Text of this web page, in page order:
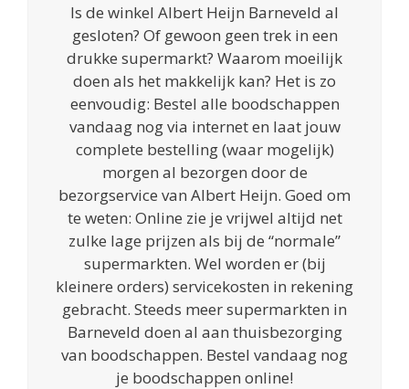
Is de winkel Albert Heijn Barneveld al
gesloten? Of gewoon geen trek in een
drukke supermarkt? Waarom moeilijk
doen als het makkelijk kan? Het is zo
eenvoudig: Bestel alle boodschappen
vandaag nog via internet en laat jouw
complete bestelling (waar mogelijk)
morgen al bezorgen door de
bezorgservice van Albert Heijn. Goed om
te weten: Online zie je vrijwel altijd net
zulke lage prijzen als bij de “normale”
supermarkten. Wel worden er (bij
kleinere orders) servicekosten in rekening
gebracht. Steeds meer supermarkten in
Barneveld doen al aan thuisbezorging
van boodschappen. Bestel vandaag nog
je boodschappen online!